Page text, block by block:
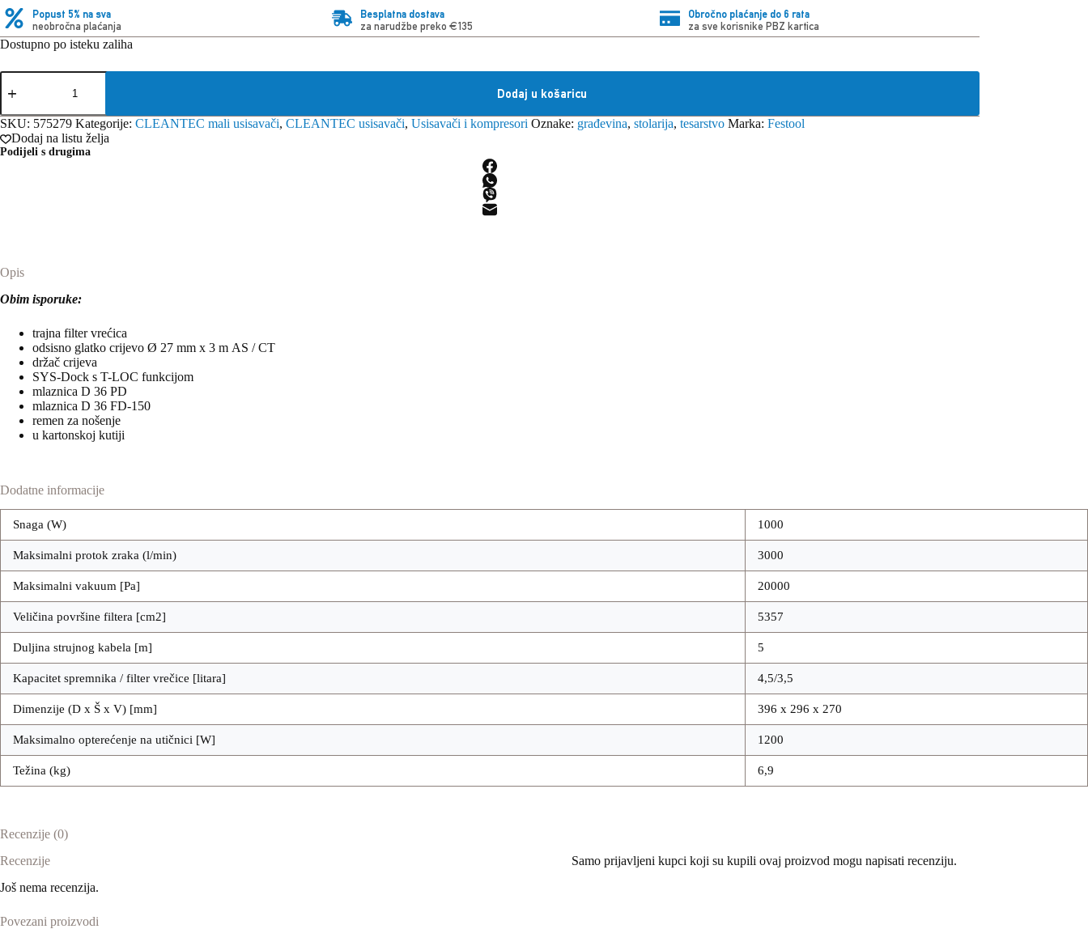
Popust 5% na sva
neobročna plaćanja
Besplatna dostava
za narudžbe preko €135
Obročno plaćanje do 6 rata
za sve korisnike PBZ kartica
Dostupno po isteku zaliha
Festool
usisavač
SYS
količina
Dodaj u košaricu
SKU: 575279 Kategorije: CLEANTEC mali usisavači, CLEANTEC usisavači, Usisavači i kompresori Oznake: građevina, stolarija, tesarstvo Marka: Festool
Dodaj na listu želja
Podijeli s drugima
Opis
Obim isporuke:
trajna filter vrećica
odsisno glatko crijevo Ø 27 mm x 3 m AS / CT
držač crijeva
SYS-Dock s T-LOC funkcijom
mlaznica D 36 PD
mlaznica D 36 FD-150
remen za nošenje
u kartonskoj kutiji
Dodatne informacije
Snaga (W) 1000
Maksimalni protok zraka (l/min) 3000
Maksimalni vakuum [Pa] 20000
Veličina površine filtera [cm2] 5357
Duljina strujnog kabela [m] 5
Kapacitet spremnika / filter vrečice [litara] 4,5/3,5
Dimenzije (D x Š x V) [mm] 396 x 296 x 270
Maksimalno opterećenje na utičnici [W] 1200
Težina (kg) 6,9
Recenzije (0)
Recenzije
Još nema recenzija.
Samo prijavljeni kupci koji su kupili ovaj proizvod mogu napisati recenziju.
Povezani proizvodi